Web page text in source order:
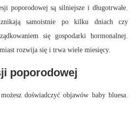
poporodowej są silniejsze i długotrwałe.
samoistnie po kilku dniach czy
się gospodarki hormonalnej.
rozwija się i trwa wiele miesięcy.
poporodowej
doświadczyć objawów baby bluesa.